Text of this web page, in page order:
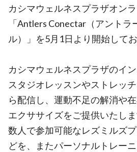
カシマウェルネスプラザオン
「Antlers Conectar（アントラ
ル）」を5月1日より開始してお
カシマウェルネスプラザのイ
スタジオレッスンやストレッ
ら配信し、運動不足の解消や
エクササイズをご提供いたし
数人で参加可能なレズミルズ
どを、またパーソナルトレー